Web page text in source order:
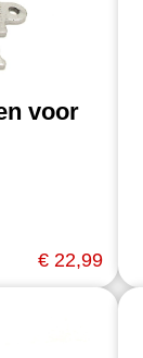
voor
€ 22,99